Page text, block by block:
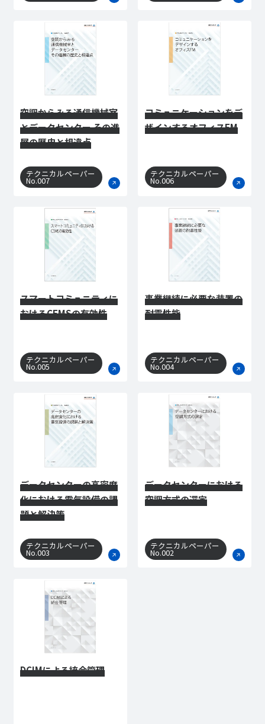
空調からみる通信機械室
とデータセンター その進
展の歴史と相違点
テクニカルペーパー
No.007
コミュニケーションをデ
ザインするオフィスFM
テクニカルペーパー
No.006
スマートコミュニティに
おけるCEMSの有効性
テクニカルペーパー
No.005
事業継続に必要な装置の
耐震性能
テクニカルペーパー
No.004
データセンターの高密度
化における電気設備の課
題と解決策
テクニカルペーパー
No.003
データセンターにおける
空調方式の選定
テクニカルペーパー
No.002
DCIMによる統合管理